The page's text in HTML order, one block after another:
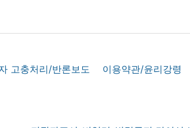
고충처리/반론보도 이용약관/윤리강령